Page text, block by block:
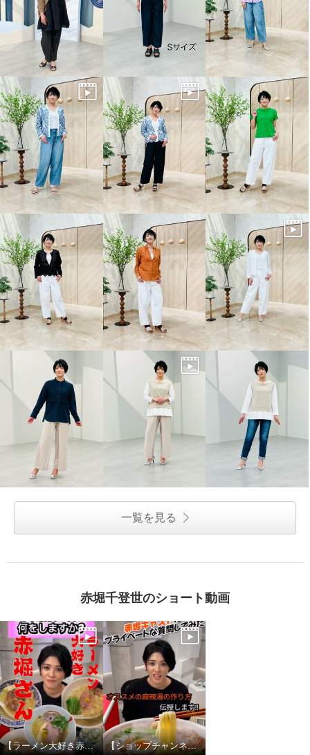
一覧を見る
赤堀千登世のショート動画
【ラーメン大好き赤堀さん】赤堀キャストにプライベートな質問してみたPART2 【ショップチャンネルのNo.1ラーメン好き⁉︎】赤堀キャストにプライベートな質問してみた